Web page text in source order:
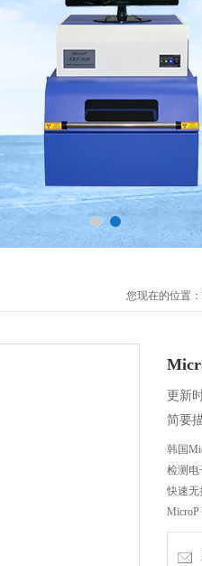
您现在的位置：
更新
简要
韩国
检测电
快速无